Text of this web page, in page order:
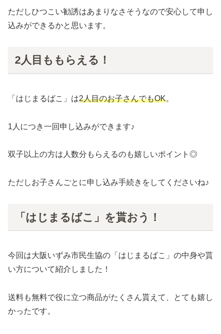
ただしひつこい勧誘はあまりなさそうなので安心して申し
込みができるかと思います。
2人目ももらえる！
「はじまるばこ」は2人目のお子さんでもOK。
1人につき一回申し込みができます♪
双子以上の方は人数分もらえるのも嬉しいポイント◎
ただしお子さんごとに申し込み手続きをしてくださいね♪
「はじまるばこ」を貰おう！
今回は大阪いずみ市民生協の「はじまるばこ」の中身や貰
い方について紹介しました！
送料も無料で役に立つ商品がたくさん貰えて、とても嬉し
かったです。